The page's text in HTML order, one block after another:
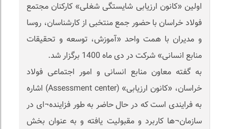
اولین «کانون ارزیابی شایستگی شغلی» کارکنان مجتمع
فولاد خراسان با حضور جمع منتخبی از کارشناسان، روسا
و مدیران با همت واحد «آموزش، توسعه و تحقیقات
منابع انسانی» شرکت در دی ماه 1400 برگزار شد.
به گفته معاون منابع انسانی و امور اجتماعی فولاد
خراسان، «کانون ارزیابی» (Assessment center) اشاره
به فرایندی است که در حال حاضر به طور فزاینده¬ای در
سازمان¬ها کاربرد و مقبولیت یافته و به عنوان بخش